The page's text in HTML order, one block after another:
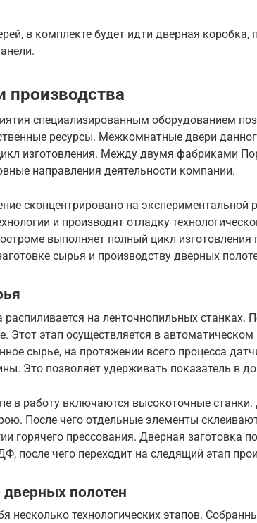
в комплекте будет идти дверная коробка,
производства
специализированным оборудованием
ресурсы. Межкомнатные двери
изготовления. Между двумя фабриками
направления деятельности компании.
сконцентрировано на экспериментальной
и производят отладку
выполняет полный цикл
сырья и производству дверных
на ленточнопильных станках.
Этот этап осуществляется в
сырье, на протяжении всего процесса
Это позволяет удерживать показатель в
в работу включаются высокоточные
После чего отдельные элементы
горячего прессования. Дверная заготовка
после чего переходит на следящий этап
полотен
несколько технологических этапов.